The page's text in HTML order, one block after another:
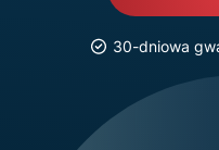
30-dniowa